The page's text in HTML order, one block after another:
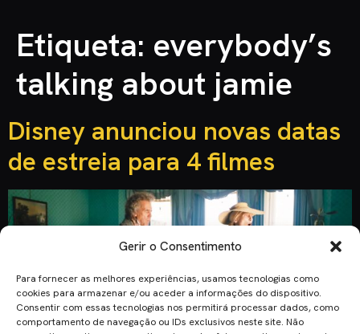
Gerir o Consentimento
Para fornecer as melhores experiências, usamos tecnologias como
cookies para armazenar e/ou aceder a informações do dispositivo.
Consentir com essas tecnologias nos permitirá processar dados, como
comportamento de navegação ou IDs exclusivos neste site. Não
Etiqueta: everybody’s
talking about jamie
Disney anunciou novas datas
de estreia para 4 filmes